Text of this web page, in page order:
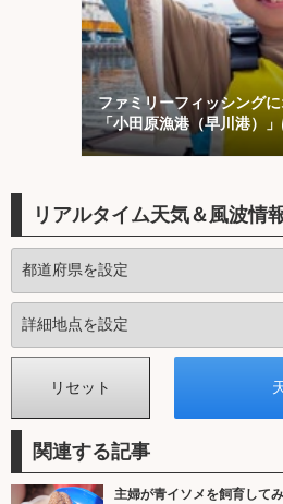
ファミリーフィッシング
「小田原漁港（早川港）
リアルタイム天気＆風波情
関連する記事
主婦が青イソメを飼育して